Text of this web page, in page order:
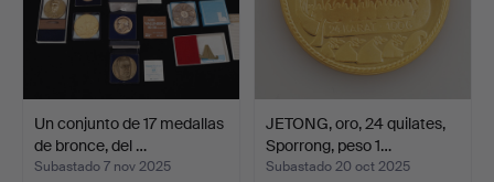
Un conjunto de 17 medallas
de bronce, del …
Subastado 7 nov 2025
JETONG, oro, 24 quilates,
Sporrong, peso 1…
Subastado 20 oct 2025